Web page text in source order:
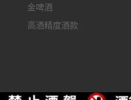
金啤酒
高酒精度酒款